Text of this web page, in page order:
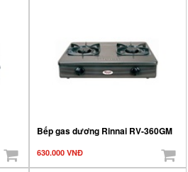
Bếp gas dương Rinnai RV-360GM
630.000 VNĐ